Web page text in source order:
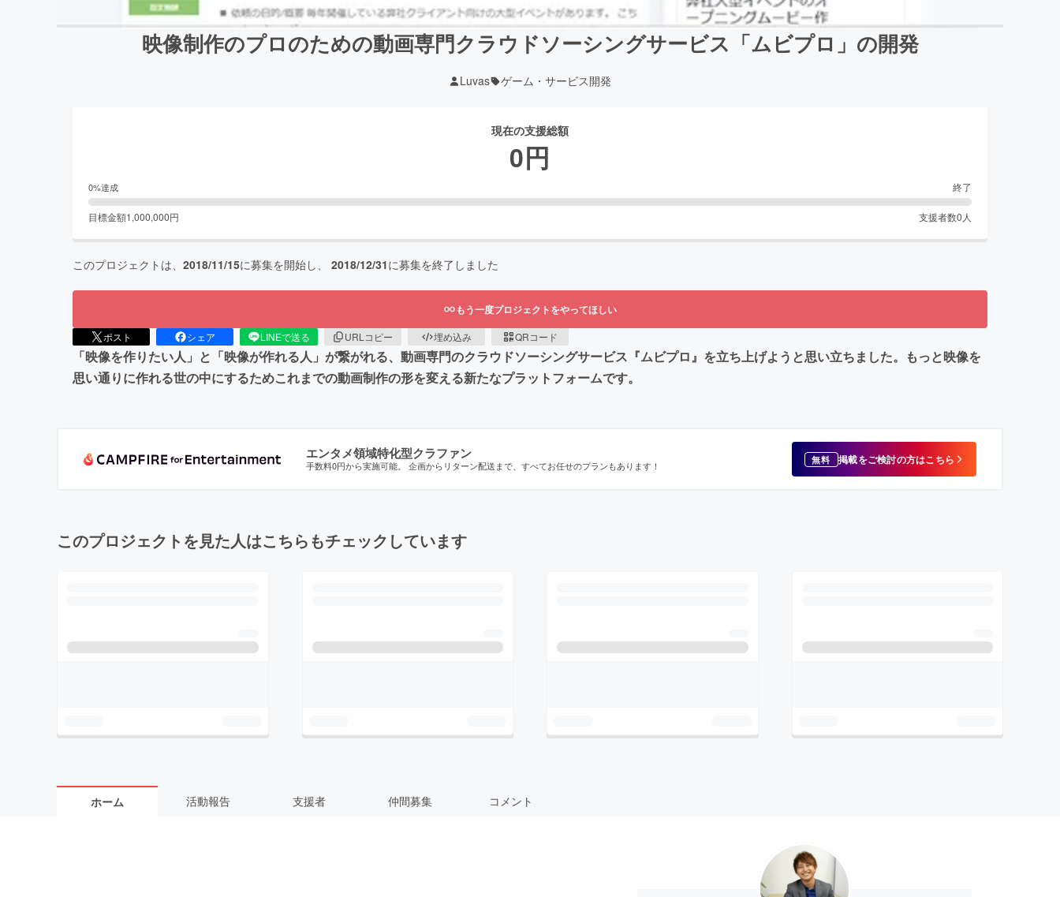
映像制作のプロのための動画専門クラウドソーシングサービス「ムビプロ」の開発
Luvas ゲーム・サービス開発
現在の支援総額
0円
0%達成 終了
目標金額1,000,000円 支援者数0 人
このプロジェクトは、 2018/11/15に募集を開始し、 2018/12/31に募集を終了しました
もう一度プロジェクトをやってほしい
ポスト シェア LINEで送る URLコピー 埋め込み QRコード
「映像を作りたい人」と「映像が作れる人」が繋がれる、動画専門のクラウドソーシングサービス『ムビプロ』を立ち上げようと思い立ちました。もっと映像を
思い通りに作れる世の中にするためこれまでの動画制作の形を変える新たなプラットフォームです。
エンタメ領域特化型クラファン
手数料0円から実施可能。 企画からリターン配送まで、すべてお任せのプランもあります！ 無料 掲載をご検討の方はこちら
このプロジェクトを見た人はこちらもチェックしています
ホーム 活動報告 支援者 仲間募集 コメント